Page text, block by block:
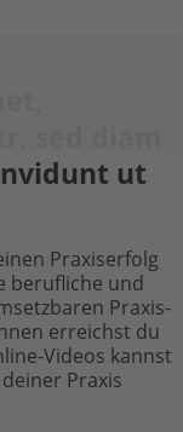
sed diam
ut
Praxiserfolg
berufliche und
Praxis-
erreichst du
Videos kannst
Praxis